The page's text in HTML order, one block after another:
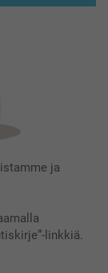
ja
linkkiä.